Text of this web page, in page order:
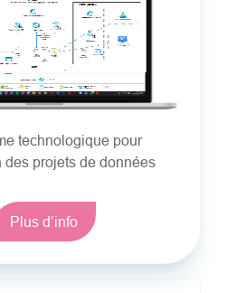
technologique pour
des projets de données
Plus d’info